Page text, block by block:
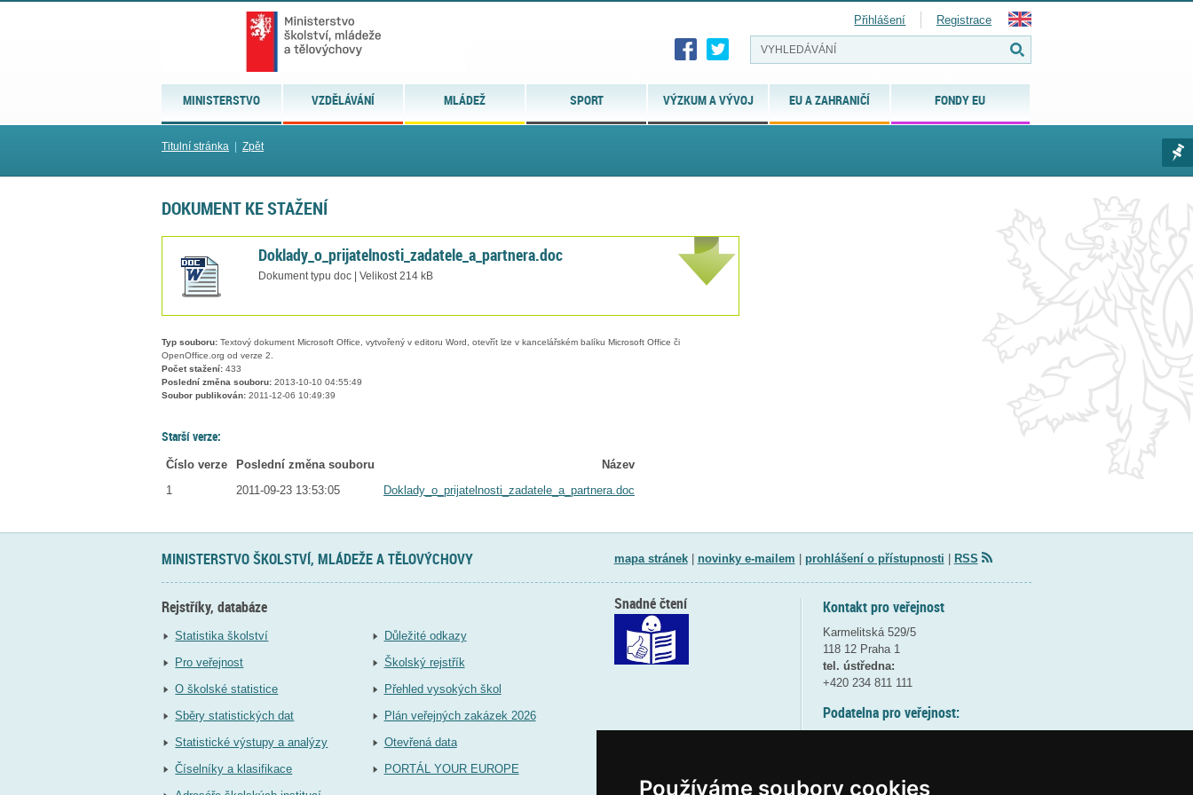
Používáme soubory cookies
MINISTERSTVO VZDĚLÁVÁNÍ MLÁDEŽ SPORT VÝZKUM A VÝVOJ EU A ZAHRANIČÍ FONDY EU
Přihlášení Registrace
Titulní stránka Zpět
DOKUMENT KE STAŽENÍ
Doklady_o_prijatelnosti_zadatele_a_partnera.doc
Dokument typu doc | Velikost 214 kB
Typ souboru: Textový dokument Microsoft Office, vytvořený v editoru Word, otevřít lze v kancelářském balíku Microsoft Office či
OpenOffice.org od verze 2.
Počet stažení: 433
Poslední změna souboru: 2013-10-10 04:55:49
Soubor publikován: 2011-12-06 10:49:39
Starší verze:
Číslo verze Poslední změna souboru
Název
1
2011-09-23 13:53:05 Doklady_o_prijatelnosti_zadatele_a_partnera.doc
MINISTERSTVO ŠKOLSTVÍ, MLÁDEŽE A TĚLOVÝCHOVY mapa stránek| novinky e-mailem prohlášení o přístupnosti RSS
Rejstříky, databáze
Statistika školství
Pro veřejnost
O školské statistice
Sběry statistických dat
Statistické výstupy a analýzy
Číselníky a klasifikace
Důležité odkazy
Školský rejstřík
Přehled vysokých škol
Plán veřejných zakázek 2026
Otevřená data
PORTÁL YOUR EUROPE
Kontakt pro veřejnost
Karmelitská 529/5
118 12 Praha 1
tel. ústředna:
+420 234 811 111
Podatelna pro veřejnost:
Snadné čtení